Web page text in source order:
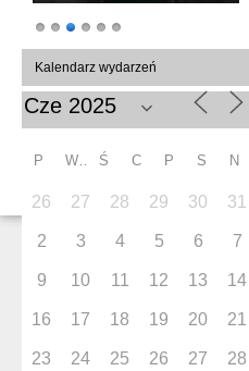
Kalendarz wydarzeń
P Ś C P S N
26 27 28 29 30 31
2 3 4 5 6 7
9 10 11 12 13 14
16 17 18 19 20 21
23 24 25 26 27 28